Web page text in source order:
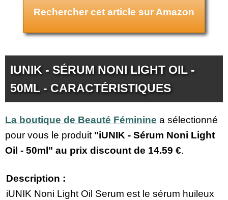
Rechercher cet article sur Amazon
IUNIK - SÉRUM NONI LIGHT OIL -
50ML - CARACTÉRISTIQUES
La boutique de Beauté Féminine a sélectionné
pour vous le produit "iUNIK - Sérum Noni Light
Oil - 50ml" au prix discount de 14.59 €.
Description :
iUNIK Noni Light Oil Serum est le sérum huileux